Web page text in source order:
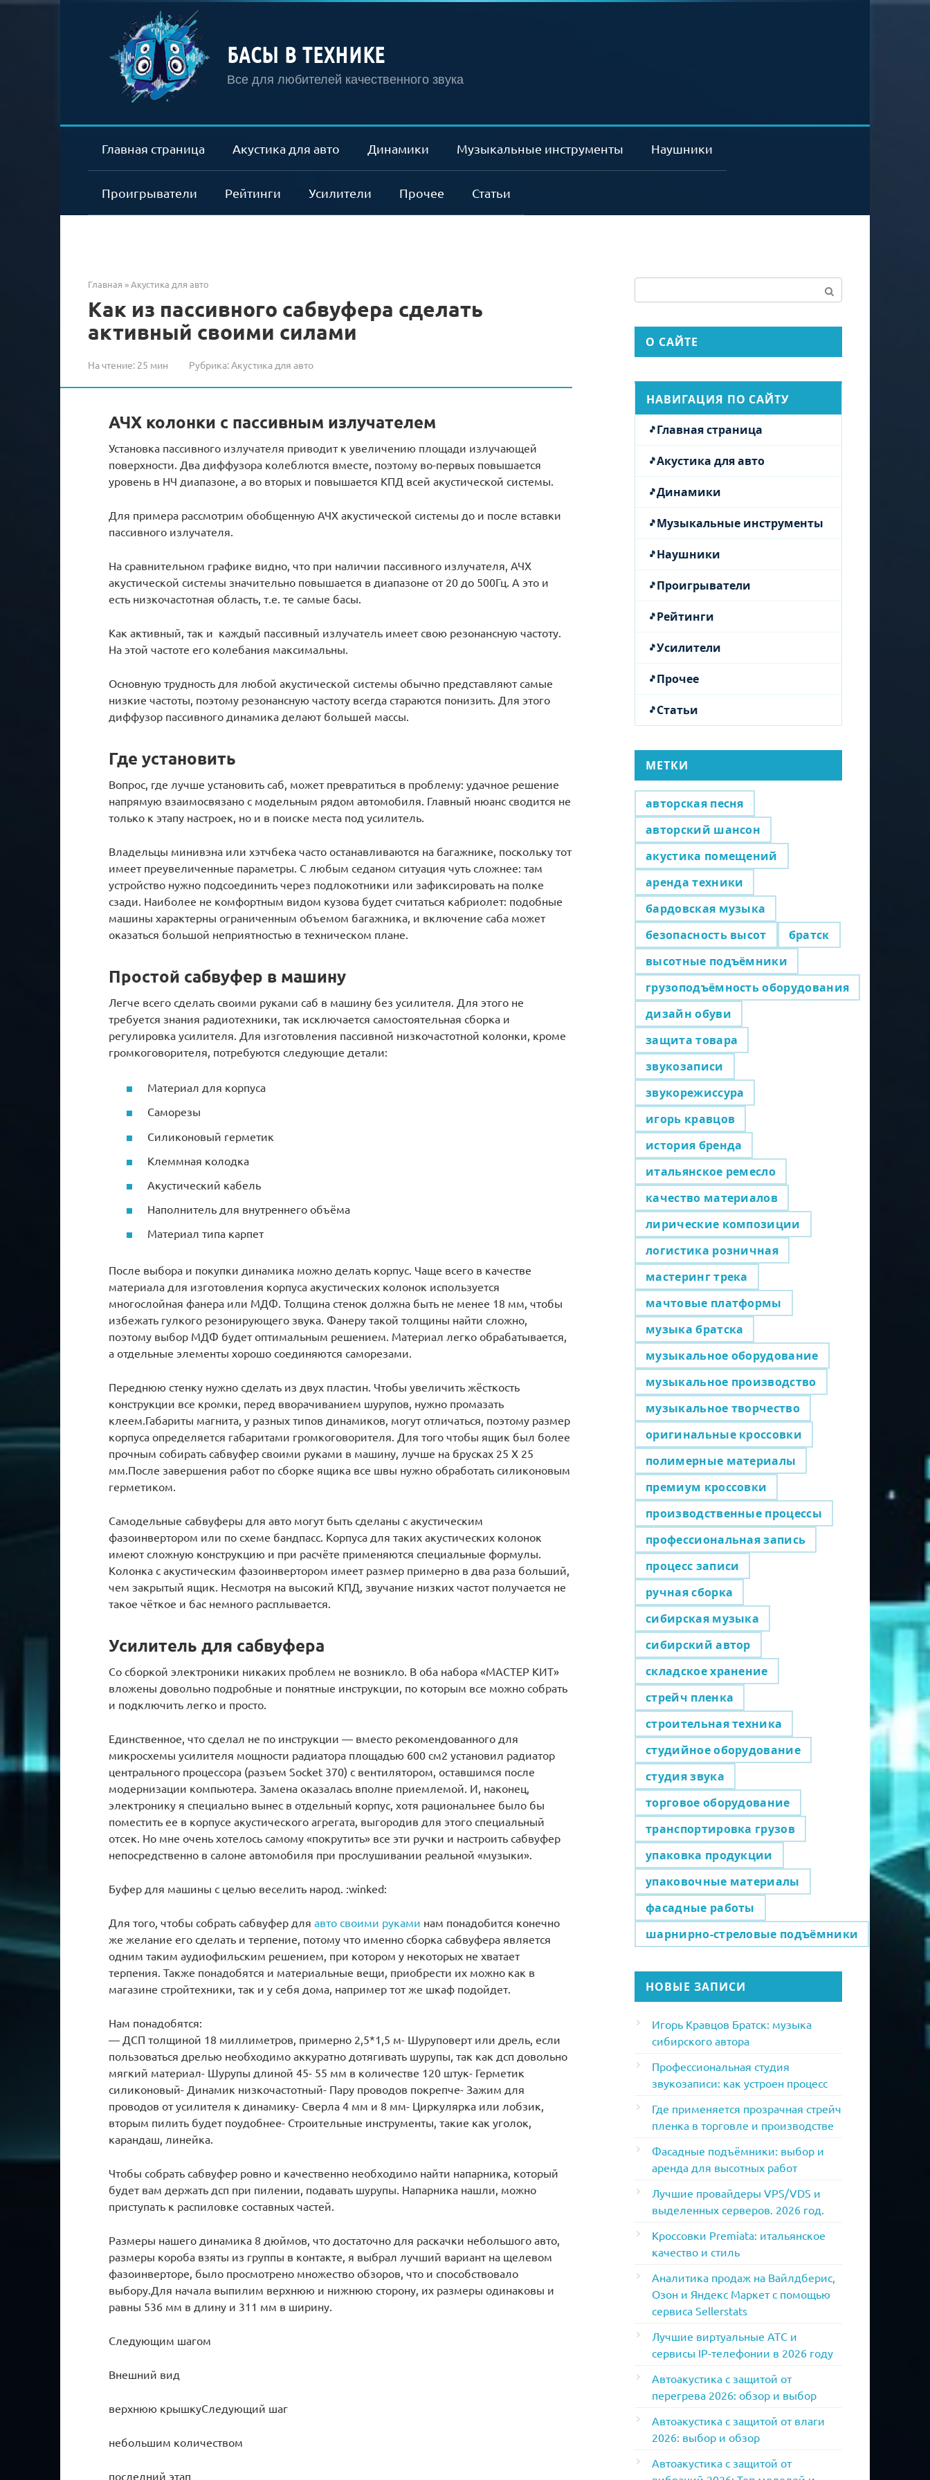
БАСЫ В ТЕХНИКЕ
Все для любителей качественного звука
Главная страница Акустика для авто Динамики Музыкальные инструменты Наушники
Проигрыватели Рейтинги Усилители Прочее Статьи
Главная »Акустика для авто
Как из пассивного сабвуфера сделать
активный своими силами
На чтение: 25 мин Рубрика:Акустика для авто
АЧХ колонки с пассивным излучателем
Установка пассивного излучателя приводит к увеличению площади излучающей
поверхности. Два диффузора колеблются вместе, поэтому во-первых повышается
уровень в НЧ диапазоне, а во вторых и повышается КПД всей акустической системы.
Для примера рассмотрим обобщенную АЧХ акустической системы до и после вставки
пассивного излучателя.
На сравнительном графике видно, что при наличии пассивного излучателя, АЧХ
акустической системы значительно повышается в диапазоне от 20 до 500Гц. А это и
есть низкочастотная область, т.е. те самые басы.
Как активный, так и каждый пассивный излучатель имеет свою резонансную частоту.
На этой частоте его колебания максимальны.
Основную трудность для любой акустической системы обычно представляют самые
низкие частоты, поэтому резонансную частоту всегда стараются понизить. Для этого
диффузор пассивного динамика делают большей массы.
Где установить
Вопрос, где лучше установить саб, может превратиться в проблему: удачное решение
напрямую взаимосвязано с модельным рядом автомобиля. Главный нюанс сводится не
только к этапу настроек, но и в поиске места под усилитель.
Владельцы минивэна или хэтчбека часто останавливаются на багажнике, поскольку тот
имеет преувеличенные параметры. С любым седаном ситуация чуть сложнее: там
устройство нужно подсоединить через подлокотники или зафиксировать на полке
сзади. Наиболее не комфортным видом кузова будет считаться кабриолет: подобные
машины характерны ограниченным объемом багажника, и включение саба может
оказаться большой неприятностью в техническом плане.
Простой сабвуфер в машину
Легче всего сделать своими руками саб в машину без усилителя. Для этого не
требуется знания радиотехники, так исключается самостоятельная сборка и
регулировка усилителя. Для изготовления пассивной низкочастотной колонки, кроме
громкоговорителя, потребуются следующие детали:
Материал для корпуса
Саморезы
Силиконовый герметик
Клеммная колодка
Акустический кабель
Наполнитель для внутреннего объёма
Материал типа карпет
После выбора и покупки динамика можно делать корпус. Чаще всего в качестве
материала для изготовления корпуса акустических колонок используется
многослойная фанера или МДФ. Толщина стенок должна быть не менее 18 мм, чтобы
избежать гулкого резонирующего звука. Фанеру такой толщины найти сложно,
поэтому выбор МДФ будет оптимальным решением. Материал легко обрабатывается,
а отдельные элементы хорошо соединяются саморезами.
Переднюю стенку нужно сделать из двух пластин. Чтобы увеличить жёсткость
конструкции все кромки, перед вворачиванием шурупов, нужно промазать
клеем.Габариты магнита, у разных типов динамиков, могут отличаться, поэтому размер
корпуса определяется габаритами громкоговорителя. Для того чтобы ящик был более
прочным собирать сабвуфер своими руками в машину, лучше на брусках 25 Х 25
мм.После завершения работ по сборке ящика все швы нужно обработать силиконовым
герметиком.
Самодельные сабвуферы для авто могут быть сделаны с акустическим
фазоинвертором или по схеме бандпасс. Корпуса для таких акустических колонок
имеют сложную конструкцию и при расчёте применяются специальные формулы.
Колонка с акустическим фазоинвертором имеет размер примерно в два раза больший,
чем закрытый ящик. Несмотря на высокий КПД, звучание низких частот получается не
такое чёткое и бас немного расплывается.
Усилитель для сабвуфера
Со сборкой электроники никаких проблем не возникло. В оба набора «МАСТЕР КИТ»
вложены довольно подробные и понятные инструкции, по которым все можно собрать
и подключить легко и просто.
Единственное, что сделал не по инструкции — вместо рекомендованного для
микросхемы усилителя мощности радиатора площадью 600 см2 установил радиатор
центрального процессора (разъем Socket 370) с вентилятором, оставшимся после
модернизации компьютера. Замена оказалась вполне приемлемой. И, наконец,
электронику я специально вынес в отдельный корпус, хотя рациональнее было бы
поместить ее в корпусе акустического агрегата, выгородив для этого специальный
отсек. Но мне очень хотелось самому «покрутить» все эти ручки и настроить сабвуфер
непосредственно в салоне автомобиля при прослушивании реальной «музыки».
Буфер для машины с целью веселить народ. :winked:
Для того, чтобы собрать сабвуфер для авто своими руками нам понадобится конечно
же желание его сделать и терпение, потому что именно сборка сабвуфера является
одним таким аудиофильским решением, при котором у некоторых не хватает
терпения. Также понадобятся и материальные вещи, приобрести их можно как в
магазине стройтехники, так и у себя дома, например тот же шкаф подойдет.
Нам понадобятся:
— ДСП толщиной 18 миллиметров, примерно 2,5*1,5 м- Шуруповерт или дрель, если
пользоваться дрелью необходимо аккуратно дотягивать шурупы, так как дсп довольно
мягкий материал- Шурупы длиной 45- 55 мм в количестве 120 штук- Герметик
силиконовый- Динамик низкочастотный- Пару проводов покрепче- Зажим для
проводов от усилителя к динамику- Сверла 4 мм и 8 мм- Циркулярка или лобзик,
вторым пилить будет поудобнее- Строительные инструменты, такие как уголок,
карандаш, линейка.
Чтобы собрать сабвуфер ровно и качественно необходимо найти напарника, который
будет вам держать дсп при пилении, подавать шурупы. Напарника нашли, можно
приступать к распиловке составных частей.
Размеры нашего динамика 8 дюймов, что достаточно для раскачки небольшого авто,
размеры короба взяты из группы в контакте, я выбрал лучший вариант на щелевом
фазоинверторе, было просмотрено множество обзоров, что и способствовало
выбору.Для начала выпилим верхнюю и нижнюю сторону, их размеры одинаковы и
равны 536 мм в длину и 311 мм в ширину.
Следующим шагом
Внешний вид
верхнюю крышкуСледующий шаг
небольшим количеством
последний этап
О САЙТЕ
НАВИГАЦИЯ ПО САЙТУ
Главная страница
Акустика для авто
Динамики
Музыкальные инструменты
Наушники
Проигрыватели
Рейтинги
Усилители
Прочее
Статьи
МЕТКИ
авторская песня
авторский шансон
акустика помещений
аренда техники
бардовская музыка
безопасность высот
братск
высотные подъёмники
грузоподъёмность оборудования
дизайн обуви
защита товара
звукозаписи
звукорежиссура
игорь кравцов
история бренда
итальянское ремесло
качество материалов
лирические композиции
логистика розничная
мастеринг трека
мачтовые платформы
музыка братска
музыкальное оборудование
музыкальное производство
музыкальное творчество
оригинальные кроссовки
полимерные материалы
премиум кроссовки
производственные процессы
профессиональная запись
процесс записи
ручная сборка
сибирская музыка
сибирский автор
складское хранение
стрейч пленка
строительная техника
студийное оборудование
студия звука
торговое оборудование
транспортировка грузов
упаковка продукции
упаковочные материалы
фасадные работы
шарнирно-стреловые подъёмники
НОВЫЕ ЗАПИСИ
Игорь Кравцов Братск: музыка
сибирского автора
Профессиональная студия
звукозаписи: как устроен процесс
Где применяется прозрачная стрейч
пленка в торговле и производстве
Фасадные подъёмники: выбор и
аренда для высотных работ
Лучшие провайдеры VPS/VDS и
выделенных серверов. 2026 год.
Кроссовки Premiata: итальянское
качество и стиль
Аналитика продаж на Вайлдберис,
Озон и Яндекс Маркет с помощью
сервиса Sellerstats
Лучшие виртуальные АТС и
сервисы IP-телефонии в 2026 году
Автоакустика с защитой от
перегрева 2026: обзор и выбор
Автоакустика с защитой от влаги
2026: выбор и обзор
Автоакустика с защитой от